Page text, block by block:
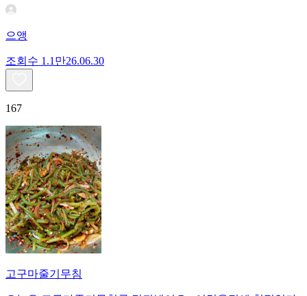
으앵
조회수 1.1만26.06.30
167
고구마줄기무침